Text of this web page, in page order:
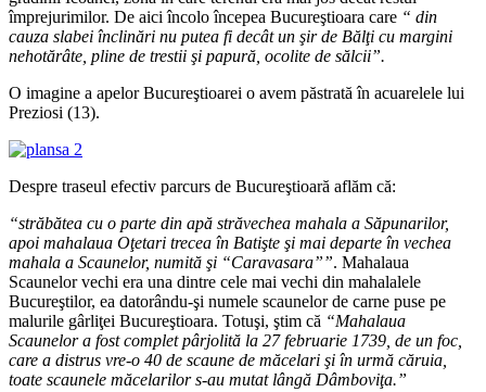
împrejurimilor. De aici încolo începea Bucureştioara care “ din
cauza slabei înclinări nu putea fi decât un şir de Bălţi cu margini
nehotărâte, pline de trestii şi papură, ocolite de sălcii”.
O imagine a apelor Bucureştioarei o avem păstrată în acuarelele lui
Preziosi (13).
Despre traseul efectiv parcurs de Bucureştioară aflăm că:
“străbătea cu o parte din apă străvechea mahala a Săpunarilor,
apoi mahalaua Oţetari trecea în Batişte şi mai departe în vechea
mahala a Scaunelor, numită şi “Caravasara””. Mahalaua
Scaunelor vechi era una dintre cele mai vechi din mahalalele
Bucureştilor, ea datorându-şi numele scaunelor de carne puse pe
malurile gârliţei Bucureştioara. Totuşi, ştim că “Mahalaua
Scaunelor a fost complet pârjolită la 27 februarie 1739, de un foc,
care a distrus vre-o 40 de scaune de măcelari şi în urmă căruia,
toate scaunele măcelarilor s-au mutat lângă Dâmboviţa.”